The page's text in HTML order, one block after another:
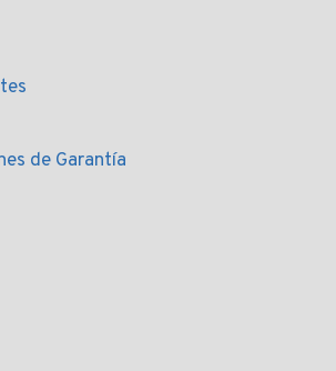
de Garantía